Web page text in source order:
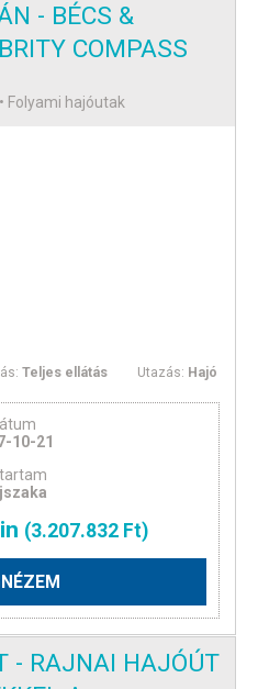
- BÉCS &
COMPASS
Folyami hajóutak
Teljes ellátás Utazás: Hajó
10-21
(3.207.832 Ft)
- RAJNAI HAJÓÚT